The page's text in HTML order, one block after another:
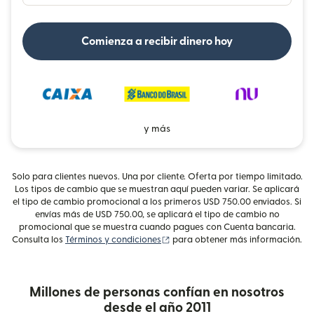
Comienza a recibir dinero hoy
y más
Solo para clientes nuevos. Una por cliente. Oferta por tiempo limitado.
Los tipos de cambio que se muestran aquí pueden variar. Se aplicará
el tipo de cambio promocional a los primeros USD 750.00 enviados. Si
envías más de USD 750.00, se aplicará el tipo de cambio no
promocional que se muestra cuando pagues con Cuenta bancaria.
Consulta los Términos y condiciones (se abre en una ventana nueva)
para obtener más información.
Millones de personas confían en nosotros
desde el año 2011